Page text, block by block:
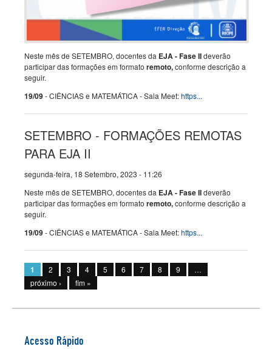
Neste mês de SETEMBRO, docentes da EJA - Fase IIdeverão
participar das formações em formato remoto,conforme descrição a
seguir.
19/09- CIÊNCIAS e MATEMÁTICA - Sala Meet:https...
SETEMBRO - FORMAÇÕES REMOTAS
PARA EJA II
segunda-feira, 18 Setembro, 2023 - 11:26
Neste mês de SETEMBRO, docentes da EJA - Fase IIdeverão
participar das formações em formato remoto,conforme descrição a
seguir.
19/09- CIÊNCIAS e MATEMÁTICA - Sala Meet:https...
Páginas
1 2 3 4 5 6 7 8 9
…
próximo ›
fim »
Acesso Rápido